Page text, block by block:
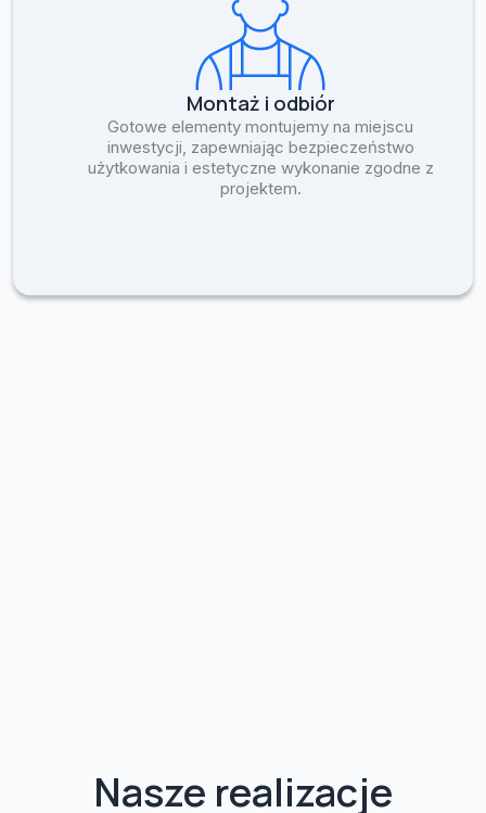
Montaż i odbiór
Gotowe elementy montujemy na miejscu
inwestycji, zapewniając bezpieczeństwo
użytkowania i estetyczne wykonanie zgodne z
projektem.
Nasze realizacje